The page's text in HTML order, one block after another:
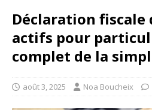
Déclaration fiscale
actifs pour
complet de la
août 3, 2025 Noa Boucheix